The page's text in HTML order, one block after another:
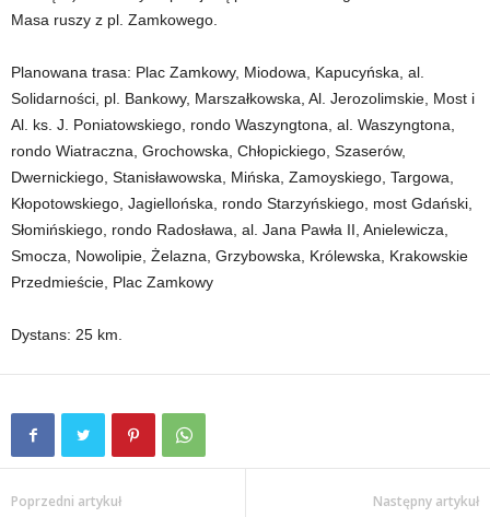
Masa ruszy z pl. Zamkowego.
Planowana trasa: Plac Zamkowy, Miodowa, Kapucyńska, al.
Solidarności, pl. Bankowy, Marszałkowska, Al. Jerozolimskie, Most i
Al. ks. J. Poniatowskiego, rondo Waszyngtona, al. Waszyngtona,
rondo Wiatraczna, Grochowska, Chłopickiego, Szaserów,
Dwernickiego, Stanisławowska, Mińska, Zamoyskiego, Targowa,
Kłopotowskiego, Jagiellońska, rondo Starzyńskiego, most Gdański,
Słomińskiego, rondo Radosława, al. Jana Pawła II, Anielewicza,
Smocza, Nowolipie, Żelazna, Grzybowska, Królewska, Krakowskie
Przedmieście, Plac Zamkowy
Dystans: 25 km.
Poprzedni artykuł Następny artykuł